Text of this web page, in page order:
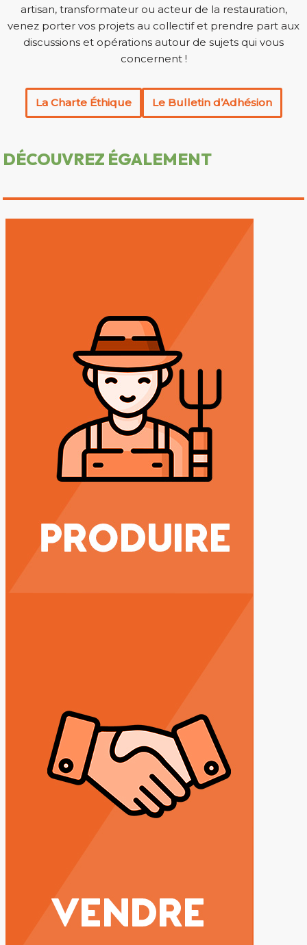
artisan, transformateur ou acteur de la restauration,
venez porter vos projets au collectif et prendre part aux
discussions et opérations autour de sujets qui vous
concernent !
La Charte Éthique Le Bulletin d’Adhésion
DÉCOUVREZ ÉGALEMENT